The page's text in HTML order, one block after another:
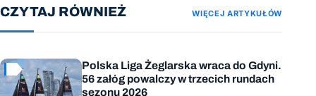
CZYTAJ RÓWNIEŻ WIĘCEJ ARTYKUŁÓW
Polska Liga Żeglarska wraca do Gdyni.
56 załóg powalczy w trzecich rundach
sezonu 2026